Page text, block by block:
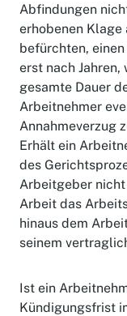
Abfindungen
erhobenen
befürchten,
erst nach
gesamte Dauer
Arbeitnehmer
Annahmeverzug
Erhält ein
des
Arbeitgeber
Arbeit das
hinaus dem
seinem
Ist ein
Kündigungsfrist